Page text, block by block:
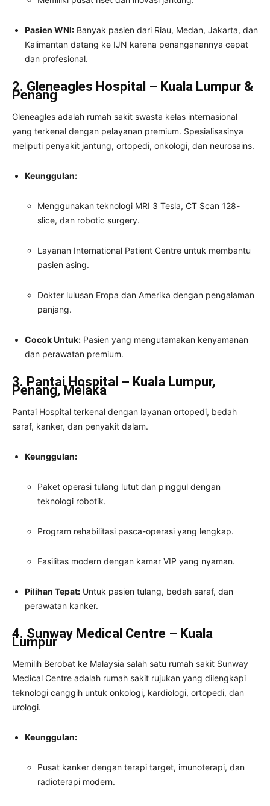
Pasien WNI: Banyak pasien dari Riau, Medan, Jakarta, dan
Kalimantan datang ke IJN karena penanganannya cepat
dan profesional.
2. Gleneagles Hospital – Kuala Lumpur &
Penang
Gleneagles adalah rumah sakit swasta kelas internasional
yang terkenal dengan pelayanan premium. Spesialisasinya
meliputi penyakit jantung, ortopedi, onkologi, dan neurosains.
Keunggulan:
Menggunakan teknologi MRI 3 Tesla, CT Scan 128-
slice, dan robotic surgery.
Layanan International Patient Centre untuk membantu
pasien asing.
Dokter lulusan Eropa dan Amerika dengan pengalaman
panjang.
Cocok Untuk: Pasien yang mengutamakan kenyamanan
dan perawatan premium.
3. Pantai Hospital – Kuala Lumpur,
Penang, Melaka
Pantai Hospital terkenal dengan layanan ortopedi, bedah
saraf, kanker, dan penyakit dalam.
Keunggulan:
Paket operasi tulang lutut dan pinggul dengan
teknologi robotik.
Program rehabilitasi pasca-operasi yang lengkap.
Fasilitas modern dengan kamar VIP yang nyaman.
Pilihan Tepat: Untuk pasien tulang, bedah saraf, dan
perawatan kanker.
4. Sunway Medical Centre – Kuala
Lumpur
Memilih Berobat ke Malaysia salah satu rumah sakit Sunway
Medical Centre adalah rumah sakit rujukan yang dilengkapi
teknologi canggih untuk onkologi, kardiologi, ortopedi, dan
urologi.
Keunggulan:
Pusat kanker dengan terapi target, imunoterapi, dan
radioterapi modern.